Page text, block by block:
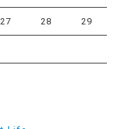
27 28 29